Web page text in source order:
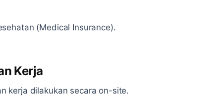
(Medical Insurance).
Kerja
kerja dilakukan secara on-site.